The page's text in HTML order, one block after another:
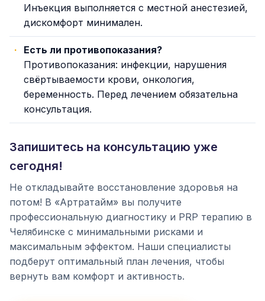
Инъекция выполняется с местной анестезией,
дискомфорт минимален.
Есть ли противопоказания?
Противопоказания: инфекции, нарушения
свёртываемости крови, онкология,
беременность. Перед лечением обязательна
консультация.
Запишитесь на консультацию уже
сегодня!
Не откладывайте восстановление здоровья на
потом! В «Артратайм» вы получите
профессиональную диагностику и PRP терапию в
Челябинске с минимальными рисками и
максимальным эффектом. Наши специалисты
подберут оптимальный план лечения, чтобы
вернуть вам комфорт и активность.